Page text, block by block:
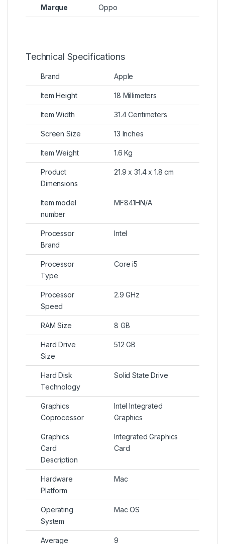
Marque Oppo
Technical Specifications
Brand Apple
Item Height 18 Millimeters
Item Width 31.4 Centimeters
Screen Size 13 Inches
Item Weight 1.6 Kg
Product
Dimensions
21.9 x 31.4 x 1.8 cm
Item model
number
MF841HN/A
Processor
Brand
Intel
Processor
Type
Core i5
Processor
Speed
2.9 GHz
RAM Size 8 GB
Hard Drive
Size
512 GB
Hard Disk
Technology
Solid State Drive
Graphics
Coprocessor
Intel Integrated
Graphics
Graphics
Card
Description
Integrated Graphics
Card
Hardware
Platform
Mac
Operating
System
Mac OS
Average 9